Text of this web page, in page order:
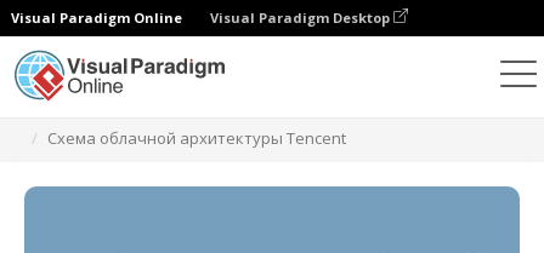
Visual Paradigm Online Visual Paradigm Desktop
Схема облачной архитектуры Tencent